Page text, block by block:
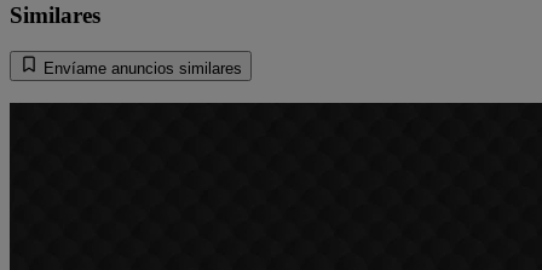
Similares
Envíame anuncios similares